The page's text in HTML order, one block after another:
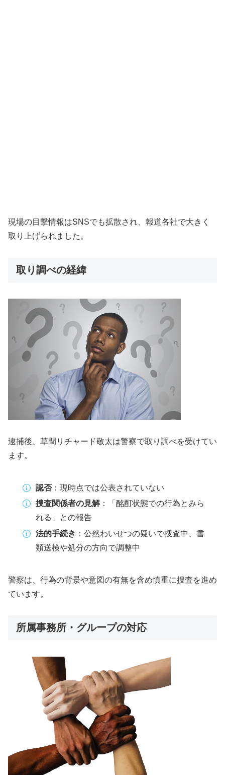
現場の目撃情報はSNSでも拡散され、報道各社で大きく
取り上げられました。
取り調べの経緯
逮捕後、草間リチャード敬太は警察で取り調べを受けてい
ます。
認否：現時点では公表されていない
捜査関係者の見解：「酩酊状態での行為とみら
れる」との報告
法的手続き ：公然わいせつの疑いで捜査中、書
類送検や処分の方向で調整中
警察は、行為の背景や意図の有無を含め慎重に捜査を進め
ています。
所属事務所・グループの対応